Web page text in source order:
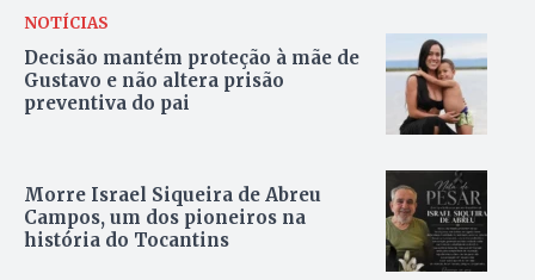
NOTÍCIAS
Decisão mantém proteção à mãe de
Gustavo e não altera prisão
preventiva do pai
Morre Israel Siqueira de Abreu
Campos, um dos pioneiros na
história do Tocantins